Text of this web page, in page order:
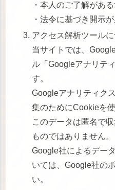
・本人のご了解があ
・法令に基づき開示
アクセス解析ツール
当サイトでは、
ル「Googleアナリテ
す。
Googleアナリティク
集のためにCookieを
このデータは匿名で
ものではありません。
Google社によるデー
いては、Google社の
い。